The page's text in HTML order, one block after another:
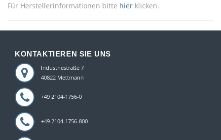
Für Herstellerinformationen bitte hier klicken.
KONTAKTIEREN SIE UNS
Industriestraße 7
40822 Mettmann
+49 2104-1756-0
+49 2104-1756-800